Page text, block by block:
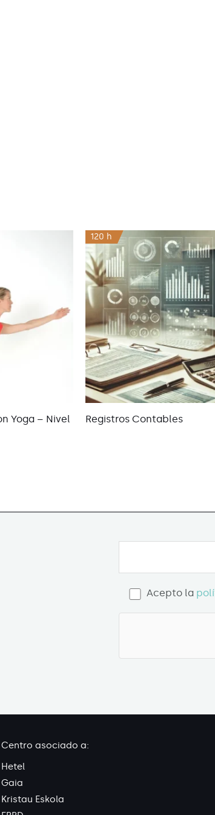
Yoga – Nivel
120 h
Registros Contables
Acepto la
Centro asociado a:
Hetel
Gaia
Kristau Eskola